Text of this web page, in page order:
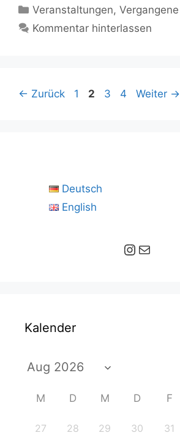
Kategorien
Veranstaltungen,Vergangene
Kommentar hinterlassen
← Zurück Seite
1 Seite
2 Seite
3 Seite
4 Weiter →
Deutsch
English
Instagram E-Mail
Kalender
M D M D F
27 28 29 30 31